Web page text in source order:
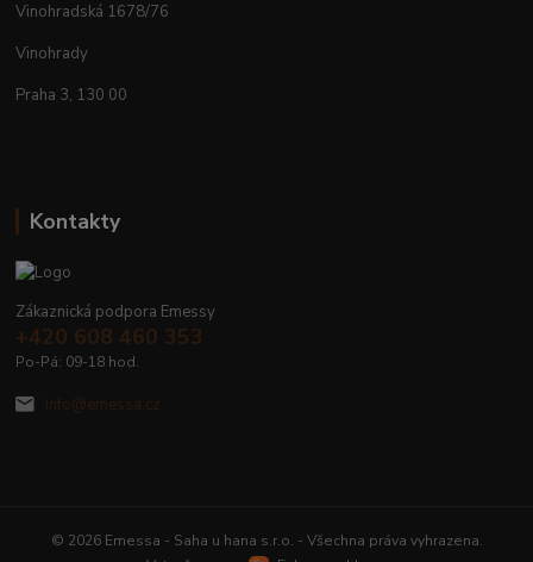
Vinohradská 1678/76
Vinohrady
Praha 3, 130 00
Kontakty
Zákaznická podpora Emessy
+420 608 460 353
Po-Pá: 09-18 hod.
info@emessa.cz
© 2026 Emessa - Saha u hana s.r.o. - Všechna práva vyhrazena.